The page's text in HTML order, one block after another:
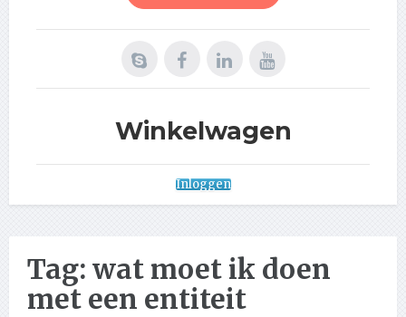
Winkelwagen
Inloggen
Tag: wat moet ik doen
met een entiteit